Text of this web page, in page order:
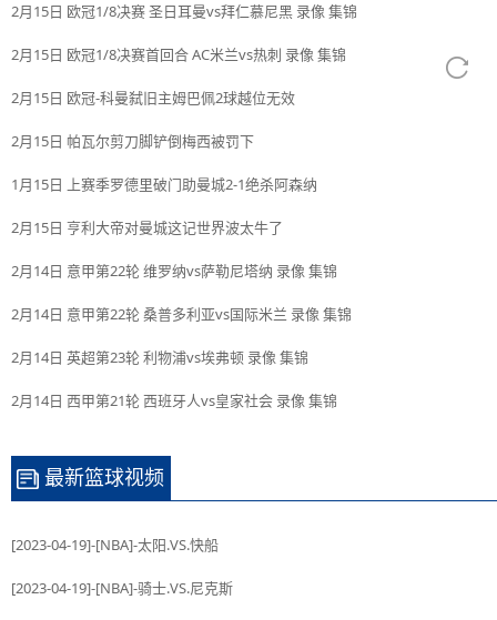
2月15日 欧冠1/8决赛 圣日耳曼vs拜仁慕尼黑 录像 集锦
2月15日 欧冠1/8决赛首回合 AC米兰vs热刺 录像 集锦
2月15日 欧冠-科曼弑旧主姆巴佩2球越位无效
2月15日 帕瓦尔剪刀脚铲倒梅西被罚下
1月15日 上赛季罗德里破门助曼城2-1绝杀阿森纳
2月15日 亨利大帝对曼城这记世界波太牛了
2月14日 意甲第22轮 维罗纳vs萨勒尼塔纳 录像 集锦
2月14日 意甲第22轮 桑普多利亚vs国际米兰 录像 集锦
2月14日 英超第23轮 利物浦vs埃弗顿 录像 集锦
2月14日 西甲第21轮 西班牙人vs皇家社会 录像 集锦
最新篮球视频
[2023-04-19]-[NBA]-太阳.VS.快船
[2023-04-19]-[NBA]-骑士.VS.尼克斯